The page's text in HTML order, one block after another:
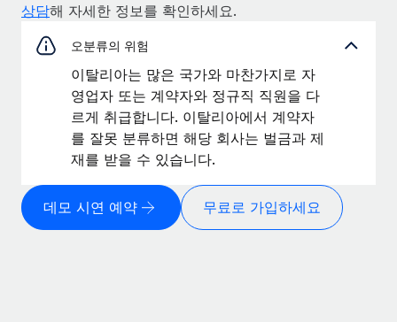
글로벌 인재 이동 및 전근
직원 해외 이전을 간편하게 처리
복리후생
손쉬운 직원 복리후생 관리
Remote 제품 관련 소식: Gusto 및 Xero와의 통합과
Remote Contractor Management Plus
장 적합 사람을 찾아 채용 및 관리하고 급여를 지급하도록 돕는 것
입니다. 이를 위해 최근 몇 주 동안 새로운...
상담해 자세한 정보를 확인하세요.
오분류의 위험
이탈리아는 많은 국가와 마찬가지로 자
영업자 또는 계약자와 정규직 직원을 다
르게 취급합니다. 이탈리아에서 계약자
를 잘못 분류하면 해당 회사는 벌금과 제
재를 받을 수 있습니다.
데모 시연 예약 무료로 가입하세요